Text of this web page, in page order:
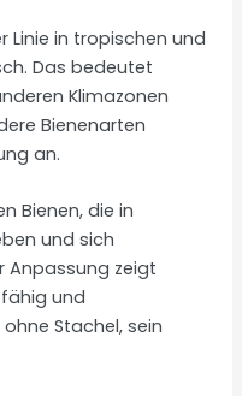
Linie in tropischen und
Das bedeutet
Klimazonen
Bienenarten
an.
Bienen, die in
und sich
Anpassung zeigt
und
Stachel, sein